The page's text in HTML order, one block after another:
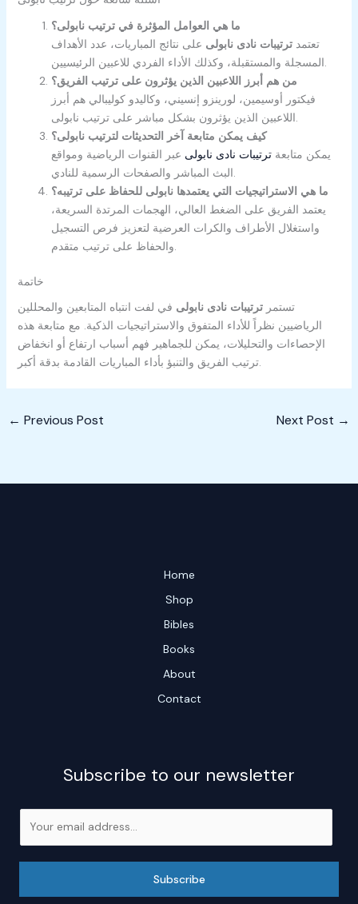
ما هي العوامل المؤثرة في ترتيب نابولى؟
تعتمدترتيبات نادى نابولى على نتائج المباريات، عدد الأهداف
من هم أبرز اللاعبين الذين يؤثرون على ترتيب الفريق؟
فيكتور أوسيمين، لورينزو إنسيني، وكاليدو كوليبالي هم أبرز
كيف يمكن متابعة آخر التحديثات لترتيب نابولى؟
يمكن متابعةترتيبات نادى نابولى عبر القنوات الرياضية ومواقع
ما هي الاستراتيجيات التي يعتمدها نابولى للحفاظ على ترتيبه؟
يعتمد الفريق على الضغط العالي، الهجمات المرتدة السريعة،
واستغلال الأطراف والكرات العرضية لتعزيز فرص التسجيل
خاتمة
تستمرترتيبات نادى نابولى في لفت انتباه المتابعين والمحللين
الرياضيين نظراً للأداء المتفوق والاستراتيجيات الذكية. مع متابعة هذه
الإحصاءات والتحليلات، يمكن للجماهير فهم أسباب ارتفاع أو انخفاض
ترتيب الفريق والتنبؤ بأداء المباريات القادمة بدقة أكبر.
← Previous Post Next Post →
Home
Shop
Bibles
Books
About
Contact
Subscribe to our newsletter
Subscribe